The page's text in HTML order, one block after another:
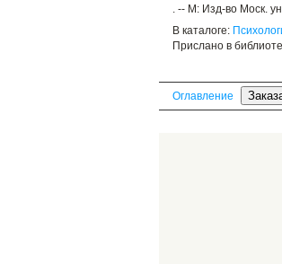
. -- М: Изд-во Моск.
В каталоге:
Прислано в
Оглавление